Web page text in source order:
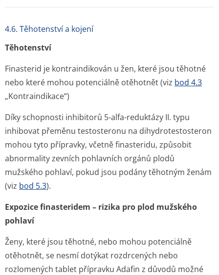
4.6. Těhotenství a kojení
Těhotenství
Finasterid je kontraindikován u žen, které jsou těhotné
nebo které mohou potenciálně otěhotnět (viz bod 4.3
„Kontraindikace“)
Díky schopnosti inhibitorů 5-alfa-reduktázy II. typu
inhibovat přeměnu testosteronu na dihydrotestosteron
mohou tyto přípravky, včetně finasteridu, způsobit
abnormality zevních pohlavních orgánů plodů
mužského pohlaví, pokud jsou podány těhotným ženám
(viz bod 5.3).
Expozice finasteridem – rizika pro plod mužského
pohlaví
Ženy, které jsou těhotné, nebo mohou potenciálně
otěhotnět, se nesmí dotýkat rozdrcených nebo
rozlomených tablet přípravku Adafin z důvodů možné